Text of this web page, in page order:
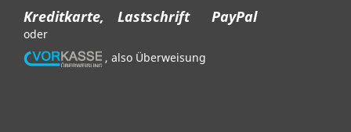
Kreditkarte, Lastschrift PayPal
oder
, also Überweisung